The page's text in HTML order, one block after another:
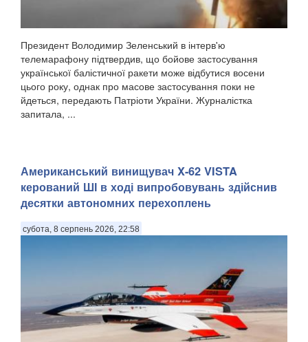
Президент Володимир Зеленський в інтерв'ю
телемарафону підтвердив, що бойове застосування
української балістичної ракети може відбутися восени
цього року, однак про масове застосування поки не
йдеться, передають Патріоти України. Журналістка
запитала, ...
Американський винищувач X-62 VISTA
керований ШІ в ході випробовувань здійснив
десятки автономних перехоплень
субота, 8 серпень 2026, 22:58